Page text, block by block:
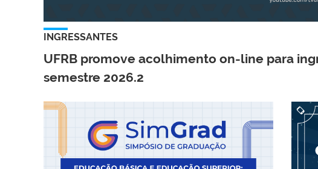
INGRESSANTES
UFRB promove acolhimento on-line para
semestre 2026.2